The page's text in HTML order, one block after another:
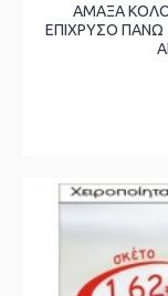
ΑΜΑΞΑ
ΕΠΙΧΡΥΣΟ ΠΑΝΩ